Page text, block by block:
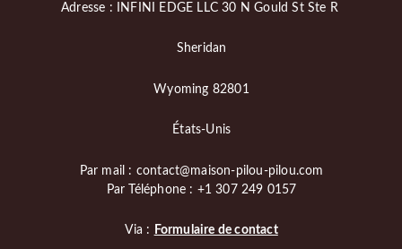
Adresse : INFINI EDGE LLC 30 N Gould St Ste R
Sheridan
Wyoming 82801
États-Unis
Par mail : contact@maison-pilou-pilou.com
Par Téléphone : +1 307 249 0157
Via : Formulaire de contact